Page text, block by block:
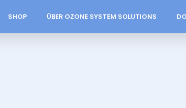
SHOP ÜBER OZONE SYSTEM SOLUTIONS